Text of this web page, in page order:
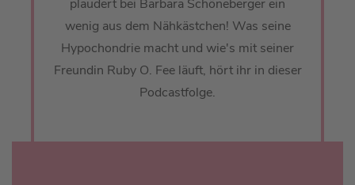
plaudert bei Barbara Schöneberger ein
wenig aus dem Nähkästchen! Was seine
Hypochondrie macht und wie's mit seiner
Freundin Ruby O. Fee läuft, hört ihr in dieser
Podcastfolge.